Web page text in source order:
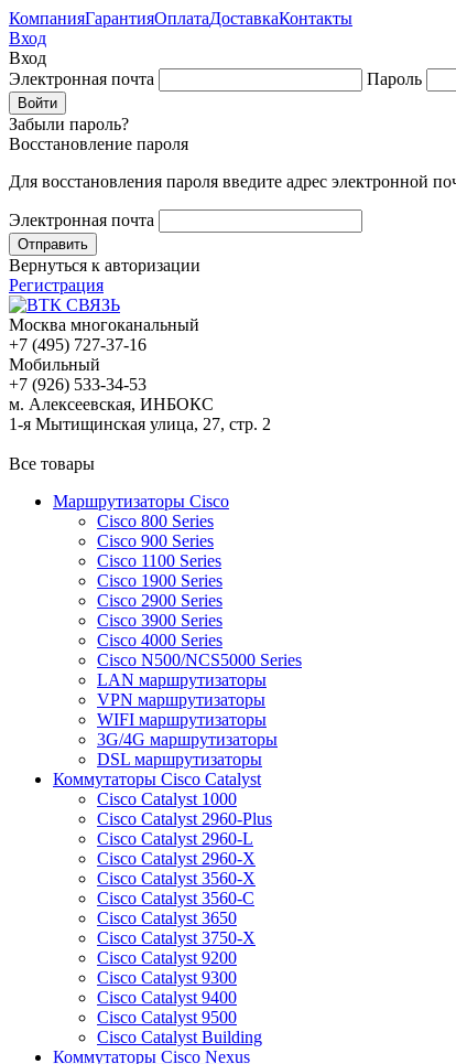
КомпанияГарантияОплатаДоставкаКонтакты
Вход
Вход
Электронная почта
Пароль
Забыли пароль?
Восстановление пароля
Для восстановления пароля введите адрес
Электронная почта
Вернуться к авторизации
Регистрация
Москва многоканальный
+7 (495) 727-37-16
Мобильный
+7 (926) 533-34-53
м. Алексеевская, ИНБОКС
1-я Мытищинская улица, 27, стр. 2
Все товары
Маршрутизаторы Cisco
Cisco 800 Series
Cisco 900 Series
Cisco 1100 Series
Cisco 1900 Series
Cisco 2900 Series
Cisco 3900 Series
Cisco 4000 Series
Cisco N500/NCS5000 Series
LAN маршрутизаторы
VPN маршрутизаторы
WIFI маршрутизаторы
3G/4G маршрутизаторы
DSL маршрутизаторы
Коммутаторы Cisco Catalyst
Cisco Catalyst 1000
Cisco Catalyst 2960-Plus
Cisco Catalyst 2960-L
Cisco Catalyst 2960-X
Cisco Catalyst 3560-X
Cisco Catalyst 3560-C
Cisco Catalyst 3650
Cisco Catalyst 3750-X
Cisco Catalyst 9200
Cisco Catalyst 9300
Cisco Catalyst 9400
Cisco Catalyst 9500
Cisco Catalyst Building
Коммутаторы Cisco Nexus